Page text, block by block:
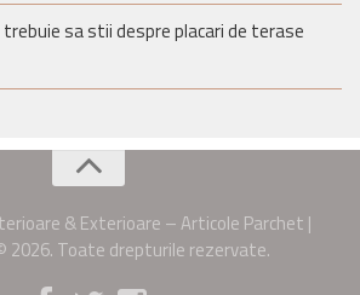
trebuie sa stii despre placari de terase
& Exterioare – Articole Parchet |
2026. Toate drepturile rezervate.